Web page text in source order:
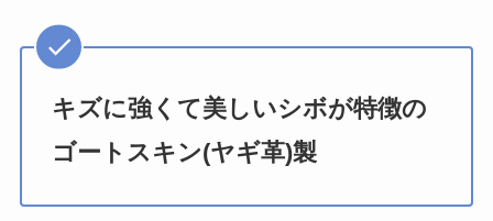
キズに強くて美しいシボが特徴の
ゴートスキン(ヤギ革)製